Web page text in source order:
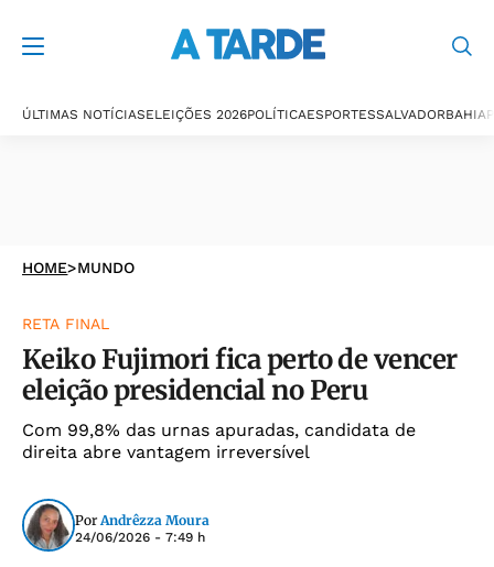
ÚLTIMAS NOTÍCIASELEIÇÕES 2026POLÍTICAESPORTESSALVADORBAHIA
HOME>MUNDO
RETA FINAL
Keiko Fujimori fica perto de vencer
eleição presidencial no Peru
Com 99,8% das urnas apuradas, candidata de
direita abre vantagem irreversível
Por Andrêzza Moura
24/06/2026 - 7:49 h